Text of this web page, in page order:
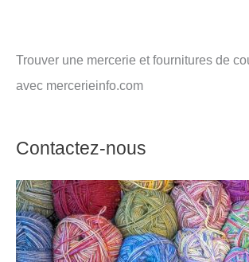
Trouver une mercerie et fournitures de
avec mercerieinfo.com
Contactez-nous